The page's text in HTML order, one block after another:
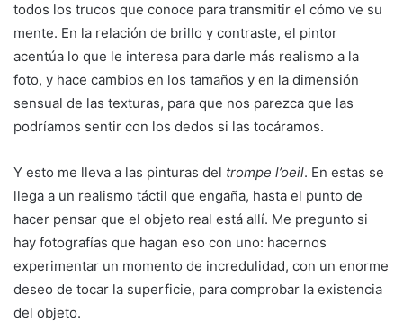
todos los trucos que conoce para transmitir el cómo ve su
mente. En la relación de brillo y contraste, el pintor
acentúa lo que le interesa para darle más realismo a la
foto, y hace cambios en los tamaños y en la dimensión
sensual de las texturas, para que nos parezca que las
podríamos sentir con los dedos si las tocáramos.
Y esto me lleva a las pinturas del trompe l’oeil. En estas se
llega a un realismo táctil que engaña, hasta el punto de
hacer pensar que el objeto real está allí. Me pregunto si
hay fotografías que hagan eso con uno: hacernos
experimentar un momento de incredulidad, con un enorme
deseo de tocar la superficie, para comprobar la existencia
del objeto.